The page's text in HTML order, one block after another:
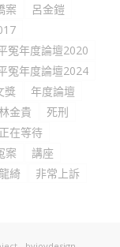
案
呂金鎧
冤年度論壇2020
冤年度論壇2024
獎
年度論壇
金貴
死刑
在等待
案
講座
綺 非常上訴